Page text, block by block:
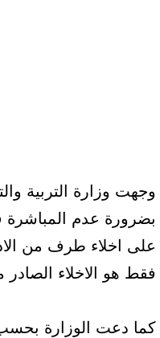
وجهت وزارة التربية
بضرورة عدم المباشرة
على اخلاء طرف من
فقط هو الاخلاء الصادر
كما دعت الوزارة بحسب